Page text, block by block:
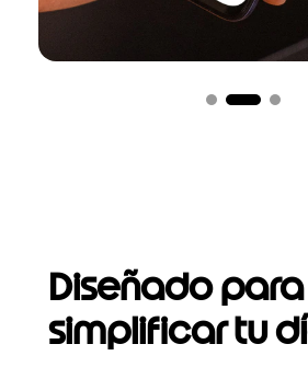
Diseñado para
simplificar tu